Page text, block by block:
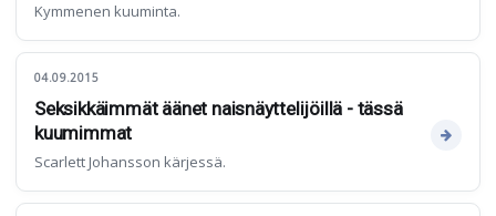
Kymmenen kuuminta.
04.09.2015
Seksikkäimmät äänet naisnäyttelijöillä - tässä
kuumimmat
Scarlett Johansson kärjessä.